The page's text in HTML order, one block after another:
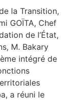
la Transition,
GOÏTA, Chef
de l’État,
M. Bakary
intégré de
a réuni le